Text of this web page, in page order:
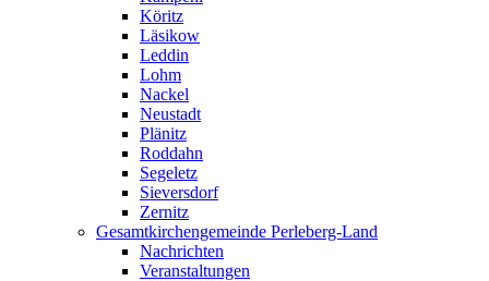
Köritz
Läsikow
Leddin
Lohm
Nackel
Neustadt
Plänitz
Roddahn
Segeletz
Sieversdorf
Zernitz
Gesamtkirchengemeinde Perleberg-Land
Nachrichten
Veranstaltungen